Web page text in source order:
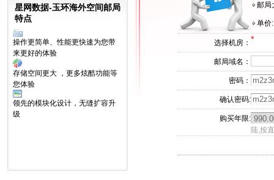
星网数据-玉环海外空间邮局
特点
操作更简单、性能更快速为您带
来更好的体验
存储空间更大 ，更多炫酷功能等
您体验
领先的模块化设计，无缝扩容升
级
邮局
单价:
选择机房： *
邮局域名：
密码：
确认密码:
购买年限:
陆,按